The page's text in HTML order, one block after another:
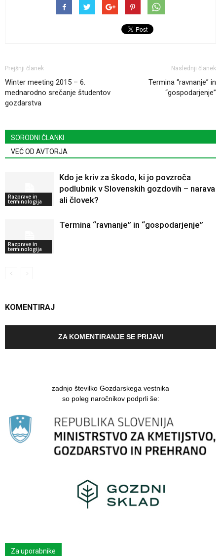
Prejšnji članek
Winter meeting 2015 – 6.
mednarodno srečanje študentov
gozdarstva
Naslednji članek
Termina “ravnanje” in
“gospodarjenje”
SORODNI ČLANKI
VEČ OD AVTORJA
Razprave in
terminologija
Kdo je kriv za škodo, ki jo povzroča
podlubnik v Slovenskih gozdovih – narava
ali človek?
Razprave in
terminologija
Termina “ravnanje” in “gospodarjenje”
KOMENTIRAJ
ZA KOMENTIRANJE SE PRIJAVI
zadnjo številko Gozdarskega vestnika
so poleg naročnikov podprli še:
Za uporabnike